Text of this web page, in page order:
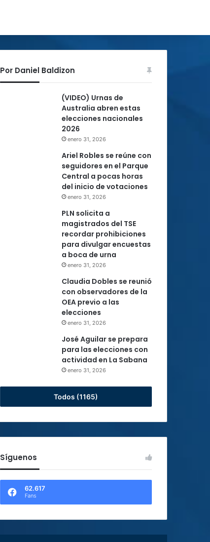
Por Daniel Baldizon
(VIDEO) Urnas de
Australia abren estas
elecciones nacionales
2026
enero 31, 2026
Ariel Robles se reúne con
seguidores en el Parque
Central a pocas horas
del inicio de votaciones
enero 31, 2026
PLN solicita a
magistrados del TSE
recordar prohibiciones
para divulgar encuestas
a boca de urna
enero 31, 2026
Claudia Dobles se reunió
con observadores de la
OEA previo a las
elecciones
enero 31, 2026
José Aguilar se prepara
para las elecciones con
actividad en La Sabana
enero 31, 2026
Todos (1165)
Síguenos
62.617
Fans